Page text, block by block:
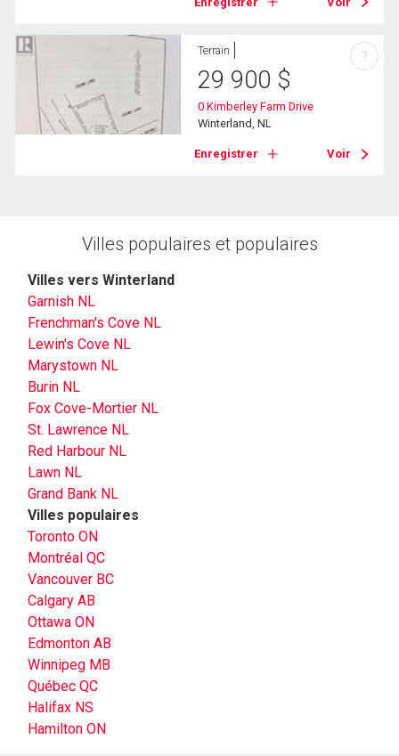
Terrain
29 900 $
0 Kimberley Farm Drive
Winterland, NL
Enregistrer Voir
?
Villes populaires et populaires
Villes vers Winterland
Garnish NL
Frenchman's Cove NL
Lewin's Cove NL
Marystown NL
Burin NL
Fox Cove-Mortier NL
St. Lawrence NL
Red Harbour NL
Lawn NL
Grand Bank NL
Villes populaires
Toronto ON
Montréal QC
Vancouver BC
Calgary AB
Ottawa ON
Edmonton AB
Winnipeg MB
Québec QC
Halifax NS
Hamilton ON